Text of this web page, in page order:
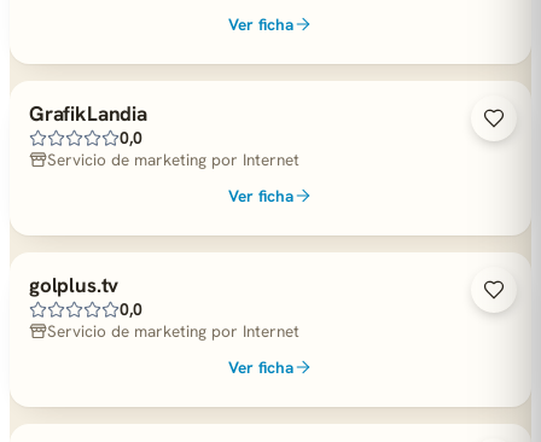
Ver ficha
GrafikLandia
0,0
Servicio de marketing por Internet
Ver ficha
golplus.tv
0,0
Servicio de marketing por Internet
Ver ficha